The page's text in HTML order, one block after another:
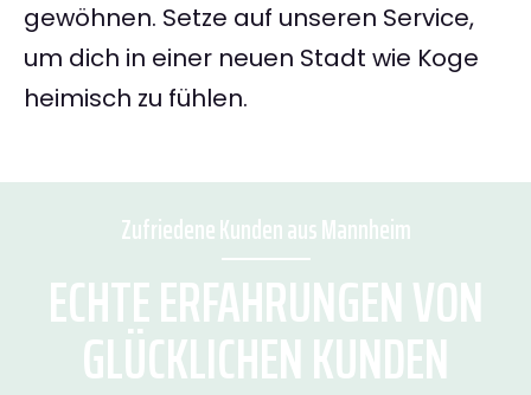
gewöhnen. Setze auf unseren Service,
um dich in einer neuen Stadt wie Koge
heimisch zu fühlen.
Zufriedene Kunden aus Mannheim
ECHTE ERFAHRUNGEN VON
GLÜCKLICHEN KUNDEN